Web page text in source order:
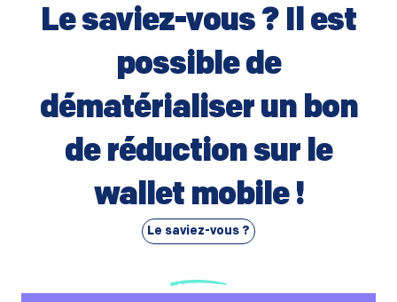
Le saviez-vous ? Il est
possible de
dématérialiser un bon
de réduction sur le
wallet mobile !
Le saviez-vous ?